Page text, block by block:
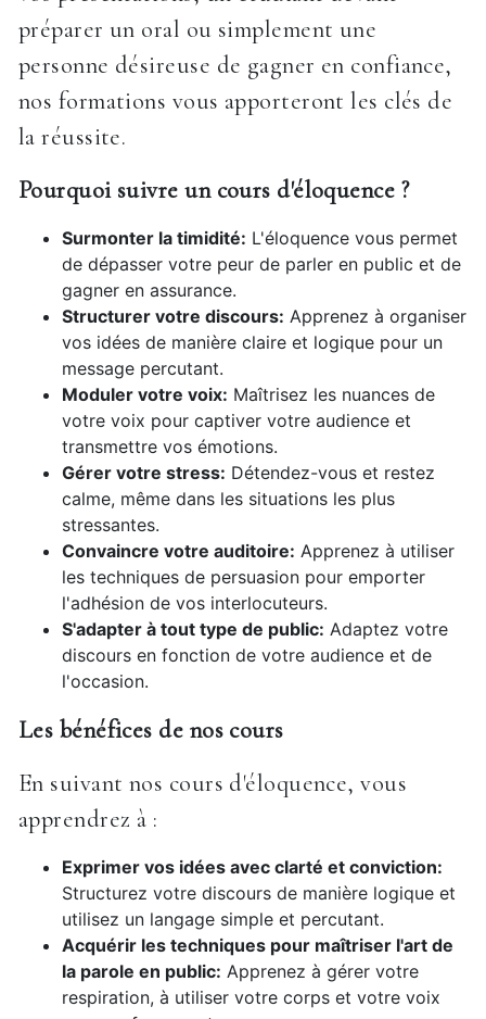
préparer un oral ou simplement une
personne désireuse de gagner en confiance,
nos formations vous apporteront les clés de
la réussite.
Pourquoi suivre un cours d'éloquence ?
Surmonter la timidité: L'éloquence vous permet
de dépasser votre peur de parler en public et de
gagner en assurance.
Structurer votre discours: Apprenez à organiser
vos idées de manière claire et logique pour un
message percutant.
Moduler votre voix: Maîtrisez les nuances de
votre voix pour captiver votre audience et
transmettre vos émotions.
Gérer votre stress: Détendez-vous et restez
calme, même dans les situations les plus
stressantes.
Convaincre votre auditoire: Apprenez à utiliser
les techniques de persuasion pour emporter
l'adhésion de vos interlocuteurs.
S'adapter à tout type de public: Adaptez votre
discours en fonction de votre audience et de
l'occasion.
Les bénéfices de nos cours
En suivant nos cours d'éloquence, vous
apprendrez à :
Exprimer vos idées avec clarté et conviction:
Structurez votre discours de manière logique et
utilisez un langage simple et percutant.
Acquérir les techniques pour maîtriser l'art de
la parole en public: Apprenez à gérer votre
respiration, à utiliser votre corps et votre voix